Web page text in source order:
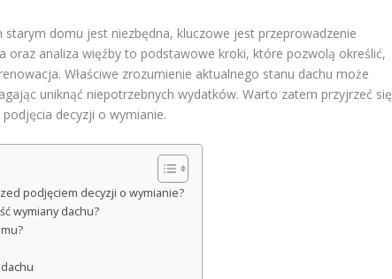
domu jest niezbędna, kluczowe jest przeprowadzenie
oraz analiza więźby to podstawowe kroki, które pozwolą określić,
Właściwe zrozumienie aktualnego stanu dachu może
uniknąć niepotrzebnych wydatków. Warto zatem przyjrzeć się
decyzji o wymianie.
podjęciem decyzji o wymianie?
wymiany dachu?